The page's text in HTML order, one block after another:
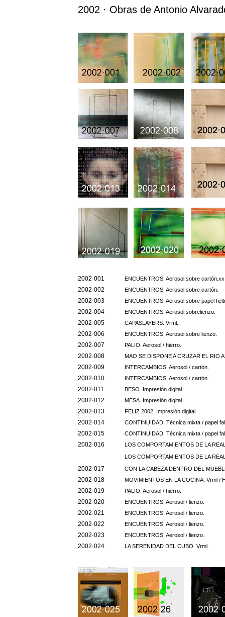
2002 · Obras de Antonio
2002·001 ENCUENTROS. Aerosol sobre cartón. xx
2002·002 ENCUENTROS. Aerosol sobre cartón.
2002·003 ENCUENTROS. Aerosol sobre papel
2002·004 ENCUENTROS. Aerosol sobrelienzo.
2002·005 CAPASLAYERS. Vrml.
2002·006 ENCUENTROS. Aerosol sobre lienzo.
2002·007 PALIO. Aerosol / hierro.
2002·008 MAO SE DISPONE A CRUZAR EL RIO
2002·009 INTERCAMBIOS. Aerosol / cartón.
2002·010 INTERCAMBIOS. Aerosol / cartón.
2002·011 BESO. Impresión digital.
2002·012 MESA. Impresión digital.
2002·013 FELIZ 2002. Impresión digital.
2002·014 CONTINUIDAD. Técnica mixta / papel
2002·015 CONTINUIDAD. Técnica mixta / papel
2002·016
LOS COMPORTAMIENTOS DE LA
LOS COMPORTAMIENTOS DE LA
2002·017 CON LA CABEZA DENTRO DEL
2002·018 MOVIMIENTOS EN LA COCINA. Vrml /
2002·019 PALIO. Aerosol / hierro.
2002·020 ENCUENTROS. Aerosol / lienzo.
2002·021 ENCUENTROS. Aerosol / lienzo.
2002·022 ENCUENTROS. Aerosol / lienzo.
2002·023 ENCUENTROS. Aerosol / lienzo.
2002·024 LA SERENIDAD DEL CUBO. Vrml.